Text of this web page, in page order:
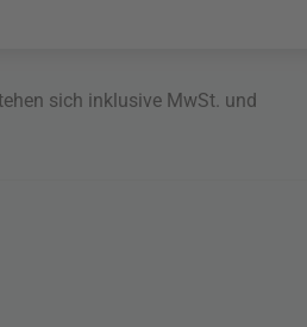
sich inklusive MwSt. und